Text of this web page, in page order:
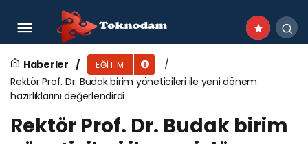
Haberler EĞITIM
Rektör Prof. Dr. Budak birim yöneticileri ile yeni dönem
hazırlıklarını değerlendirdi
Rektör Prof. Dr. Budak birim
Ankara Üniversitesi Diş Hekimliği Fakültesine
‘Bebek Dostu’ ve ‘Beslenme Dostu’ Unvanı